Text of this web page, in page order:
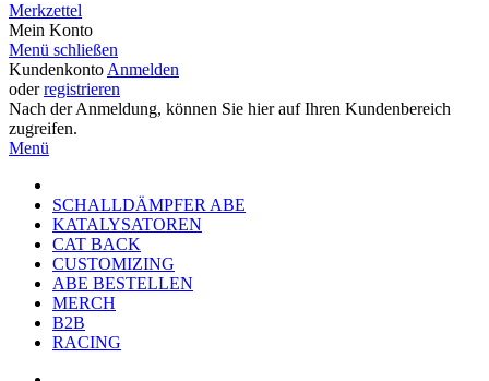
Merkzettel
Mein Konto
Menü schließen
Kundenkonto Anmelden
oderregistrieren
Nach der Anmeldung, können Sie hier auf Ihren Kundenbereich
zugreifen.
Menü
SCHALLDÄMPFER ABE
KATALYSATOREN
CAT BACK
CUSTOMIZING
ABE BESTELLEN
MERCH
B2B
RACING